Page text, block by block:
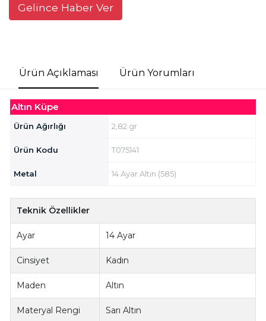
Gelince Haber Ver
Ürün Açıklaması Ürün Yorumları
Altın Küpe
Ürün Ağırlığı 2,82 gr
Ürün Kodu T075141
Metal 14 Ayar Altın (585)
Teknik Özellikler
Ayar 14 Ayar
Cinsiyet Kadın
Maden Altın
Materyal Rengi Sarı Altın